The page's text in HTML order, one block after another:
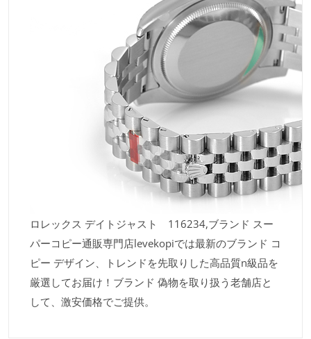
ロレックス デイトジャスト 116234,ブランド スー
パーコピー通販専門店levekopiでは最新のブランド コ
ピー デザイン、トレンドを先取りした高品質n級品を
厳選してお届け！ブランド 偽物を取り扱う老舗店と
して、激安価格でご提供。